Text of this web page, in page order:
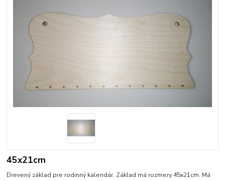
45x21cm
Drevený základ pre rodinný kalendár. Základ má rozmery 45x21cm. Má